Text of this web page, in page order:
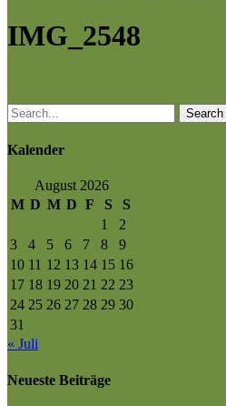
IMG_2548
Search
Kalender
August 2026
M D M D F S
S
1
2
3
4 5 6 7 8
9
10 11 12 13 14 15 16
17 18 19 20 21 22 23
24 25 26 27 28 29 30
31
« Juli
Neueste Beiträge